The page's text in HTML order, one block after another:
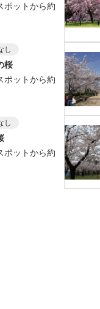
ポットから約
し
桜
ポットから約
し
ポットから約